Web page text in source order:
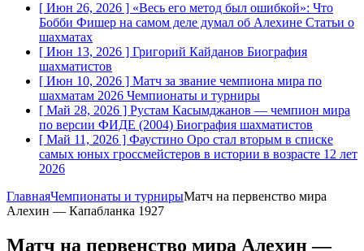
[ Июн 26, 2026 ] «Весь его метод был ошибкой»: Что
Бобби Фишер на самом деле думал об Алехине Статьи о
шахматах
[ Июн 13, 2026 ] Григорий Кайданов Биография
шахматистов
[ Июн 10, 2026 ] Матч за звание чемпиона мира по
шахматам 2026 Чемпионаты и турниры
[ Май 28, 2026 ] Рустам Касымджанов — чемпион мира
по версии ФИДЕ (2004) Биография шахматистов
[ Май 11, 2026 ] Фаустино Оро стал вторым в списке
самых юных гроссмейстеров в истории в возрасте 12 лет
2026
ГлавнаяЧемпионаты и турнирыМатч на первенство мира
Алехин — Капабланка 1927
Матч на первенство мира Алехин —